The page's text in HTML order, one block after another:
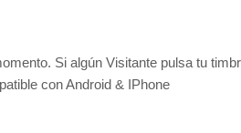
Si algún Visitante pulsa tu
con Android & IPhone